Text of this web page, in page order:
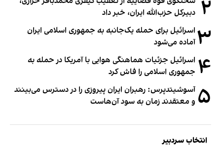
۲ دبیر‌کل حزب‌الله ایران، خبر داد
۳ اسرائیل برای حمله یک‌جانبه به جمهوری اسلامی ایران
آماده می‌شود
۴ اسرائیل جزئیات هماهنگی هوایی با آمریکا در حمله به
جمهوری اسلامی را فاش کرد
۵ آسوشیتدپرس: رهبران ایران پیروزی را در دسترس می‌بینند
و معتقدند زمان به سود آن‌هاست
انتخاب سردبیر